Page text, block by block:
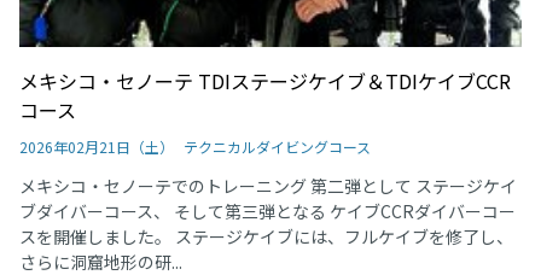
メキシコ・セノーテ TDIステージケイブ＆TDIケイブCCR
コース
2026年02月21日（土） テクニカルダイビングコース
メキシコ・セノーテでのトレーニング 第二弾として ステージケイ
ブダイバーコース、 そして第三弾となる ケイブCCRダイバーコー
スを開催しました。 ステージケイブには、フルケイブを修了し、
さらに洞窟地形の研...